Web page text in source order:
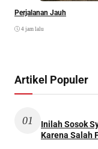
Perjalanan Jauh
4 jam lalu
Artikel Populer
01
Inilah Sosok
Karena Salah